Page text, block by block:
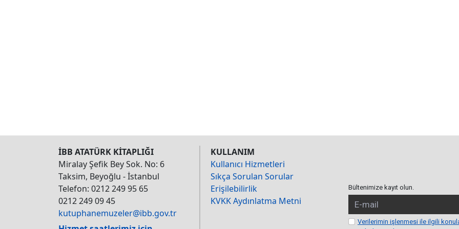
İBB ATATÜRK KİTAPLIĞI
Miralay Şefik Bey Sok. No: 6
Taksim, Beyoğlu - İstanbul
Telefon: 0212 249 95 65
0212 249 09 45
kutuphanemuzeler@ibb.gov.tr
KULLANIM
Kullanıcı Hizmetleri
Sıkça Sorulan Sorular
Erişilebilirlik
KVKK Aydınlatma Metni
Bültenimize kayıt olun.
Verilerimin işlenmesi ile ilgili